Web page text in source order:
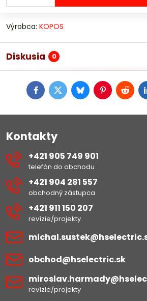
Výrobca: KOPOS
Diskusia 0
FacebookTwitterBlueskyPinterestReddit
Kontakty
+421 905 749 901
telefón do obchodu
+421 904 281 557
obchodný zástupca
+421 911 150 207
revízie/projekty
obchod​@hselectric​.sk
revízie/projekty